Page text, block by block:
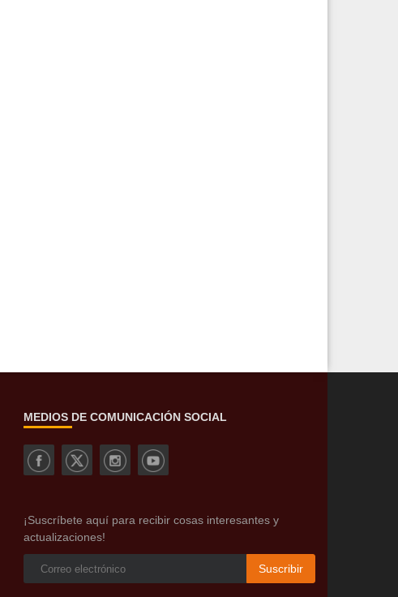
MEDIOS DE COMUNICACIÓN SOCIAL
¡Suscríbete aquí para recibir cosas interesantes y
actualizaciones!
Suscribir